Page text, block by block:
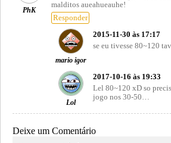
PhK
malditos aueahueauhe!
Responder
mario igor
2015-11-30 às 17:17
se eu tivesse 80~120
Lol
2017-10-16 às 19:33
Lel 80~120 xD so
jogo nos 30-50…
Deixe um Comentário